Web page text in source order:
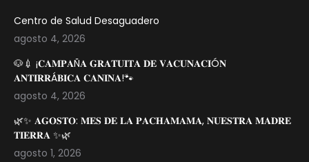
Centro de Salud Desaguadero
agosto 4, 2026
🐶💉 ¡𝐂𝐀𝐌𝐏𝐀Ñ𝐀 𝐆𝐑𝐀𝐓𝐔𝐈𝐓𝐀 𝐃𝐄 𝐕𝐀𝐂𝐔𝐍𝐀𝐂𝐈Ó𝐍
𝐀𝐍𝐓𝐈𝐑𝐑Á𝐁𝐈𝐂𝐀 𝐂𝐀𝐍𝐈𝐍𝐀!🐾
agosto 4, 2026
🌿✨ 𝐀𝐆𝐎𝐒𝐓𝐎: 𝐌𝐄𝐒 𝐃𝐄 𝐋𝐀 𝐏𝐀𝐂𝐇𝐀𝐌𝐀𝐌𝐀, 𝐍𝐔𝐄𝐒𝐓𝐑𝐀 𝐌𝐀𝐃𝐑𝐄
𝐓𝐈𝐄𝐑𝐑𝐀 ✨🌿
agosto 1, 2026